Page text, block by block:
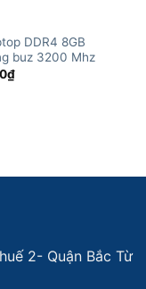
DDR4 8GB
buz 3200 Mhz
₫
2- Quận Bắc Từ